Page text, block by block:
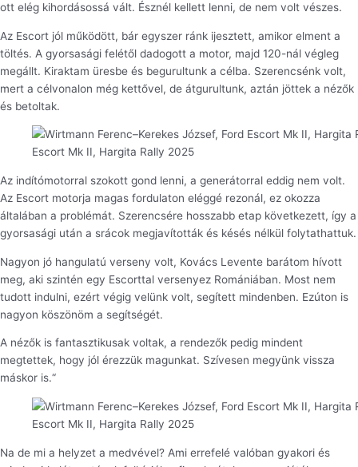
ott elég kihordásossá vált. Észnél kellett lenni, de nem volt vészes.
Az Escort jól működött, bár egyszer ránk ijesztett, amikor elment a
töltés. A gyorsasági felétől dadogott a motor, majd 120-nál végleg
megállt. Kiraktam üresbe és begurultunk a célba. Szerencsénk volt,
mert a célvonalon még kettővel, de átgurultunk, aztán jöttek a nézők
és betoltak.
Escort Mk II, Hargita Rally 2025
Az indítómotorral szokott gond lenni, a generátorral eddig nem volt.
Az Escort motorja magas fordulaton eléggé rezonál, ez okozza
általában a problémát. Szerencsére hosszabb etap következett, így a
gyorsasági után a srácok megjavították és késés nélkül folytathattuk.
Nagyon jó hangulatú verseny volt, Kovács Levente barátom hívott
meg, aki szintén egy Escorttal versenyez Romániában. Most nem
tudott indulni, ezért végig velünk volt, segített mindenben. Ezúton is
nagyon köszönöm a segítségét.
A nézők is fantasztikusak voltak, a rendezők pedig mindent
megtettek, hogy jól érezzük magunkat. Szívesen megyünk vissza
máskor is.“
Escort Mk II, Hargita Rally 2025
Na de mi a helyzet a medvével? Ami errefelé valóban gyakori és